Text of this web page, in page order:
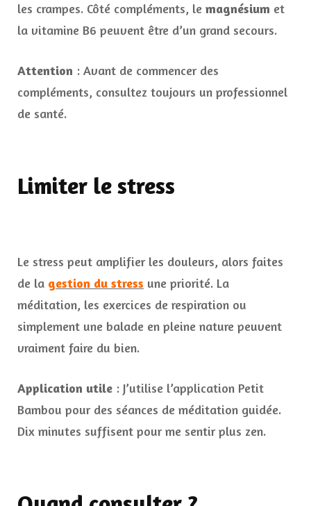
les crampes. Côté compléments, le magnésium et
la vitamine B6 peuvent être d’un grand secours.
Attention : Avant de commencer des
compléments, consultez toujours un professionnel
de santé.
Limiter le stress
Le stress peut amplifier les douleurs, alors faites
de la gestion du stress une priorité. La
méditation, les exercices de respiration ou
simplement une balade en pleine nature peuvent
vraiment faire du bien.
Application utile : J’utilise l’application Petit
Bambou pour des séances de méditation guidée.
Dix minutes suffisent pour me sentir plus zen.